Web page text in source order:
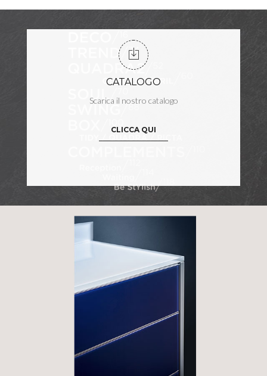
CATALOGO
Scarica il nostro catalogo
CLICCA QUI